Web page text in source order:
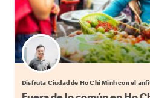
Elige tu local favorito
Disfruta Ciudad de Ho Chi Minh con el